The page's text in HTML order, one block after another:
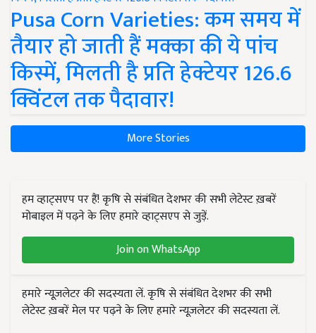
Pusa Corn Varieties: कम समय में
तैयार हो जाती हैं मक्का की ये पांच
किस्में, मिलती है प्रति हेक्टेयर 126.6
क्विंटल तक पैदावार!
More Stories
हम व्हाट्सएप पर हैं! कृषि से संबंधित देशभर की सभी लेटेस्ट ख़बरें
मोबाइल में पढ़ने के लिए हमारे व्हाट्सएप से जुड़ें.
Join on WhatsApp
हमारे न्यूज़लेटर की सदस्यता लें. कृषि से संबंधित देशभर की सभी
लेटेस्ट ख़बरें मेल पर पढ़ने के लिए हमारे न्यूज़लेटर की सदस्यता लें.